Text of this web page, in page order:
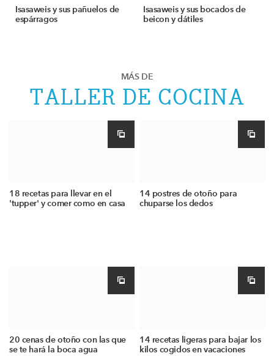
Isasaweis y sus pañuelos de
espárragos
Isasaweis y sus bocados de
beicon y dátiles
MÁS DE
TALLER DE COCINA
18 recetas para llevar en el
'tupper' y comer como en casa
14 postres de otoño para
chuparse los dedos
20 cenas de otoño con las que
se te hará la boca agua
14 recetas ligeras para bajar los
kilos cogidos en vacaciones